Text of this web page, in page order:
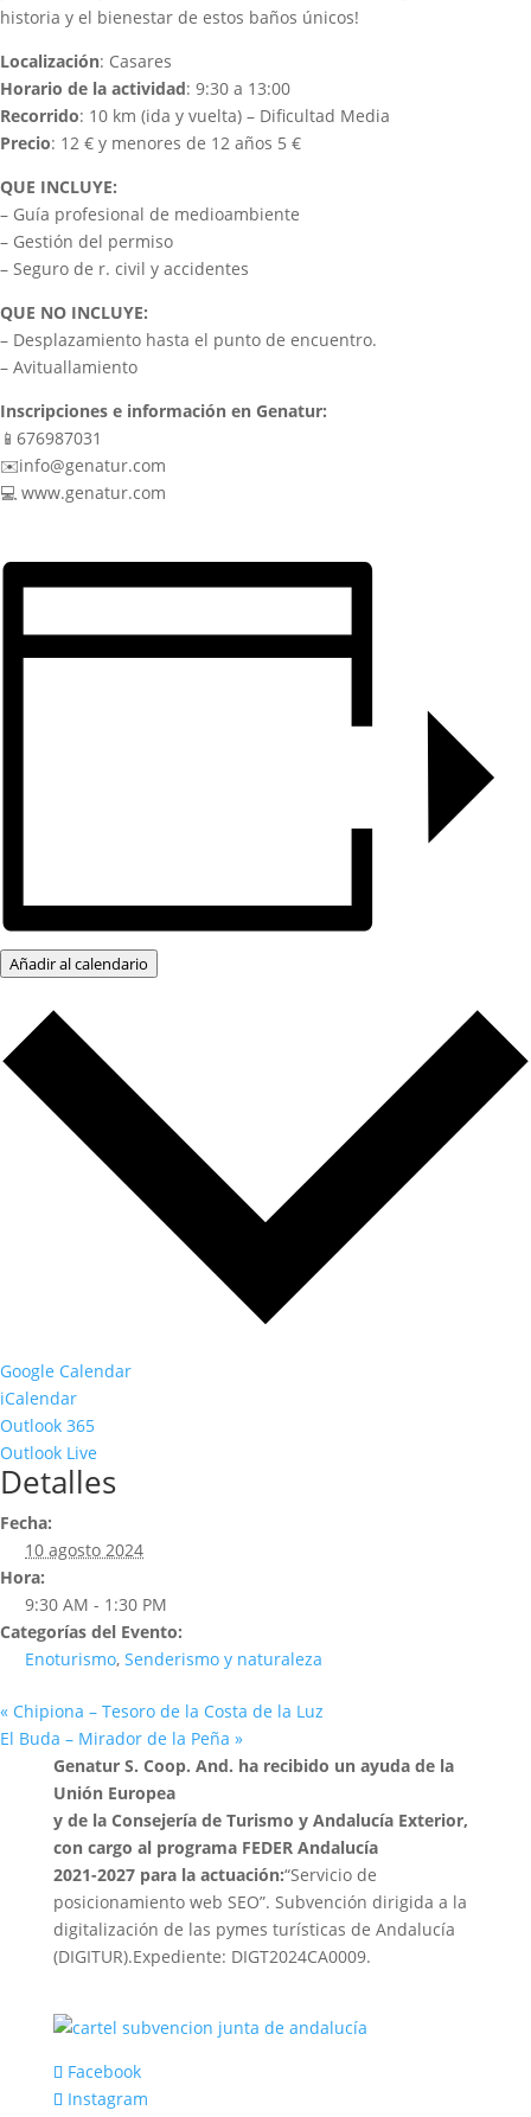
historia y el bienestar de estos baños únicos!
Localización: Casares
Horario de la actividad: 9:30 a 13:00
Recorrido: 10 km (ida y vuelta) – Dificultad Media
Precio: 12 € y menores de 12 años 5 €
QUE INCLUYE:
– Guía profesional de medioambiente
– Gestión del permiso
– Seguro de r. civil y accidentes
QUE NO INCLUYE:
– Desplazamiento hasta el punto de encuentro.
– Avituallamiento
Inscripciones e información en Genatur:
📱676987031
✉️info@genatur.com
💻 www.genatur.com
Añadir al calendario
Google Calendar
iCalendar
Outlook 365
Outlook Live
Detalles
Fecha:
10 agosto 2024
Hora:
9:30 AM - 1:30 PM
Categorías del Evento:
Enoturismo, Senderismo y naturaleza
« Chipiona – Tesoro de la Costa de la Luz
El Buda – Mirador de la Peña »
Genatur S. Coop. And. ha recibido un ayuda de la
Unión Europea
y de la Consejería de Turismo y Andalucía Exterior,
con cargo al programa FEDER Andalucía
2021-2027 para la actuación:“Servicio de
posicionamiento web SEO”. Subvención dirigida a la
digitalización de las pymes turísticas de Andalucía
(DIGITUR).Expediente: DIGT2024CA0009.
Facebook
Instagram